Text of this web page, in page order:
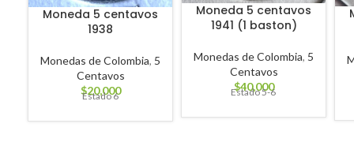
Moneda 5 centavos
1938
Monedas de Colombia, 5
Centavos
$20,000
Estado 6
Moneda 5 centavos
1941 (1 baston)
Monedas de Colombia, 5
Centavos
$40,000
Estado 5-6